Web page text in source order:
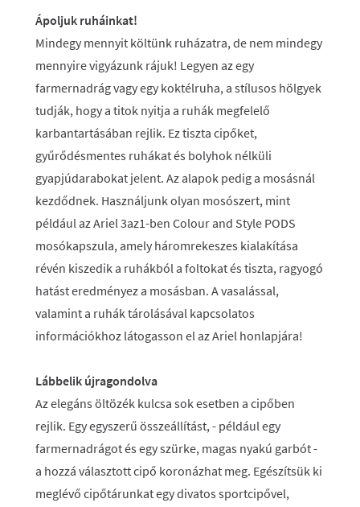
Ápoljuk ruháinkat!
Mindegy mennyit költünk ruházatra, de nem mindegy
mennyire vigyázunk rájuk! Legyen az egy
farmernadrág vagy egy koktélruha, a stílusos hölgyek
tudják, hogy a titok nyitja a ruhák megfelelő
karbantartásában rejlik. Ez tiszta cipőket,
gyűrődésmentes ruhákat és bolyhok nélküli
gyapjúdarabokat jelent. Az alapok pedig a mosásnál
kezdődnek. Használjunk olyan mosószert, mint
például az Ariel 3az1-ben Colour and Style PODS
mosókapszula, amely háromrekeszes kialakítása
révén kiszedik a ruhákból a foltokat és tiszta, ragyogó
hatást eredményez a mosásban. A vasalással,
valamint a ruhák tárolásával kapcsolatos
információkhoz látogasson el az Ariel honlapjára!
Lábbelik újragondolva
Az elegáns öltözék kulcsa sok esetben a cipőben
rejlik. Egy egyszerű összeállítást, - például egy
farmernadrágot és egy szürke, magas nyakú garbót -
a hozzá választott cipő koronázhat meg. Egészítsük ki
meglévő cipőtárunkat egy divatos sportcipővel,